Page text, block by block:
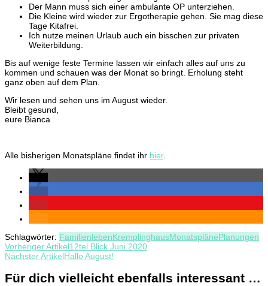
Der Mann muss sich einer ambulante OP unterziehen.
Die Kleine wird wieder zur Ergotherapie gehen. Sie mag diese
Tage Kitafrei.
Ich nutze meinen Urlaub auch ein bisschen zur privaten
Weiterbildung.
Bis auf wenige feste Termine lassen wir einfach alles auf uns zu
kommen und schauen was der Monat so bringt. Erholung steht
ganz oben auf dem Plan.
Wir lesen und sehen uns im August wieder.
Bleibt gesund,
eure Bianca
Alle bisherigen Monatspläne findet ihr hier.
Schlagwörter: FamilienlebenKremplinghausMonatsplänePlanungen
Beitragsnavigation
Vorheriger Artikel12tel Blick Juni 2020
Nächster ArtikelHallo August!
Für dich vielleicht ebenfalls interessant …